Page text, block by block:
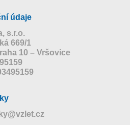
údaje
s.r.o.
669/1
10 – Vršovice